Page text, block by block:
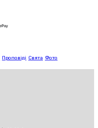
Проповіді Свята Фото